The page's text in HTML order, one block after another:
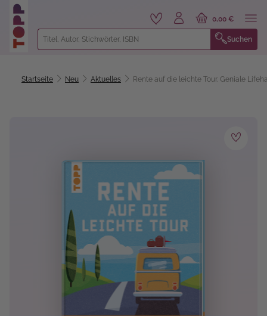
springen
Suchen
0,00 €
Startseite Neu Aktuelles Rente auf die leichte Tour. Geniale